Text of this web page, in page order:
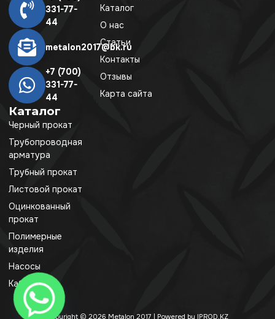
331-77-
44
metalon2017@bk.ru
+7 (700)
331-77-
44
Каталог
Черный прокат
Трубопроводная
арматура
Трубный прокат
Листовой прокат
Оцинкованный
прокат
Полимерные
изделия
Насосы
Кабель
Каталог
О нас
Статьи
Контакты
Отзывы
Карта сайта
Copyright © 2026 Metalon 2017 | Powered by IPROD.KZ